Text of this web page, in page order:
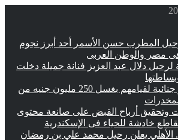
الـ 15 لرحيل المطرب حسن الأسمر أحد أبرز نجوم
فى مصر والوطن العربى
لرحيل دلال عبد العزيز فنانة جميلة دخلت
سقوط 6 عناصر جنائية لقيامهم بغسل 250 مليون جنيه من
وتحقيق أرباح القبض على صانعة محتوى
خادشة للحياء فى الإسكندرية
الأهلي يعلن رحيل محمد علي بن رمضان